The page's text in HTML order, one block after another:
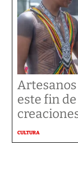
este fin
CULTURA